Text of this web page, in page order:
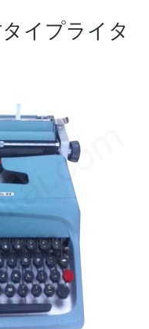
イプライタ